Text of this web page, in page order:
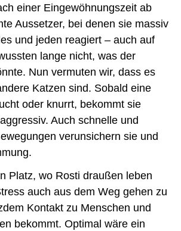
einer Eingewöhnungszeit ab
Aussetzer, bei denen sie massiv
und jeden reagiert – auch auf
lange nicht, was der
Nun vermuten wir, dass es
Katzen sind. Sobald eine
oder knurrt, bekommt sie
Auch schnelle und
verunsichern sie und
Platz, wo Rosti draußen leben
auch aus dem Weg gehen zu
Kontakt zu Menschen und
bekommt. Optimal wäre ein